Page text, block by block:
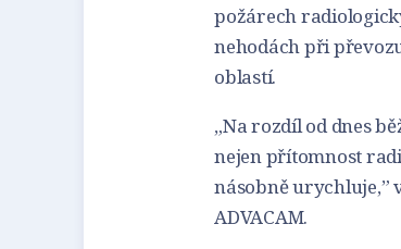
požárech
nehodách při
oblastí.
„Na rozdíl od dnes
nejen přítomnost
násobně urychluje,”
ADVACAM.